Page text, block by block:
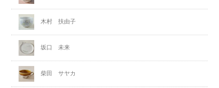
木村 扶由子
坂口 未来
柴田 サヤカ